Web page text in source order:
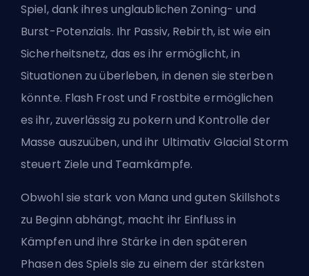
Spiel, dank ihres unglaublichen Zoning- und
Burst-Potenzials. Ihr Passiv, Rebirth, ist wie ein
Sicherheitsnetz, das es ihr ermöglicht, in
Situationen zu überleben, in denen sie sterben
könnte. Flash Frost und Frostbite ermöglichen
es ihr, zuverlässig zu pokern und Kontrolle der
Masse auszuüben, und ihr Ultimativ Glacial Storm
steuert Ziele und Teamkämpfe.
Obwohl sie stark von Mana und guten Skillshots
zu Beginn abhängt, macht ihr Einfluss in
Kämpfen und ihre Stärke in den späteren
Phasen des Spiels sie zu einem der stärksten